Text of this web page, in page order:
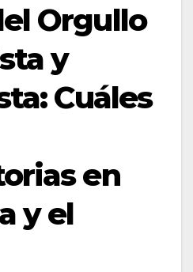
Orgullo
y
Cuáles
en
y el